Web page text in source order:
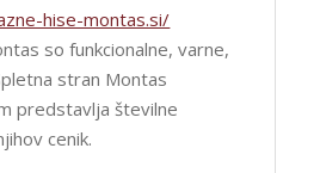
hise-montas.si/
so funkcionalne, varne,
stran Montas
predstavlja številne
cenik.